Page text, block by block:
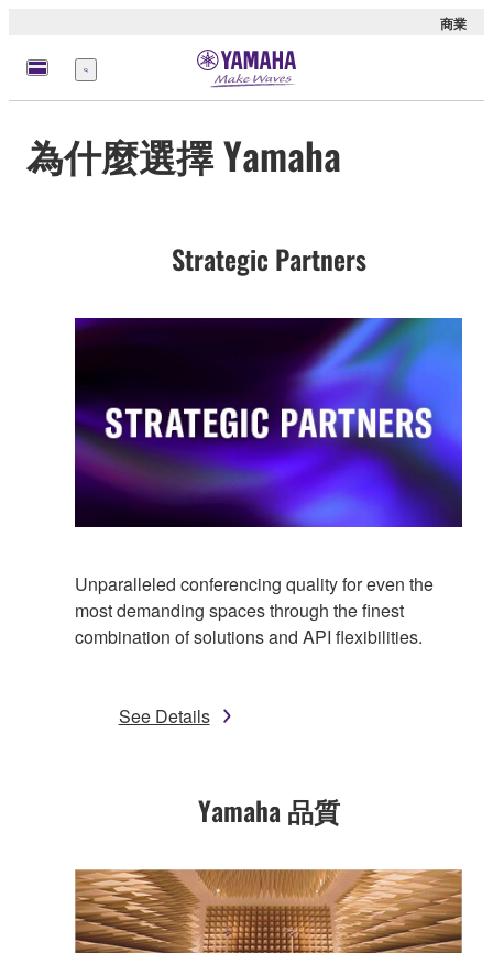
商業
選
單
為什麼選擇 Yamaha
Strategic Partners
Unparalleled conferencing quality for even the
most demanding spaces through the finest
combination of solutions and API flexibilities.
See Details
Yamaha 品質